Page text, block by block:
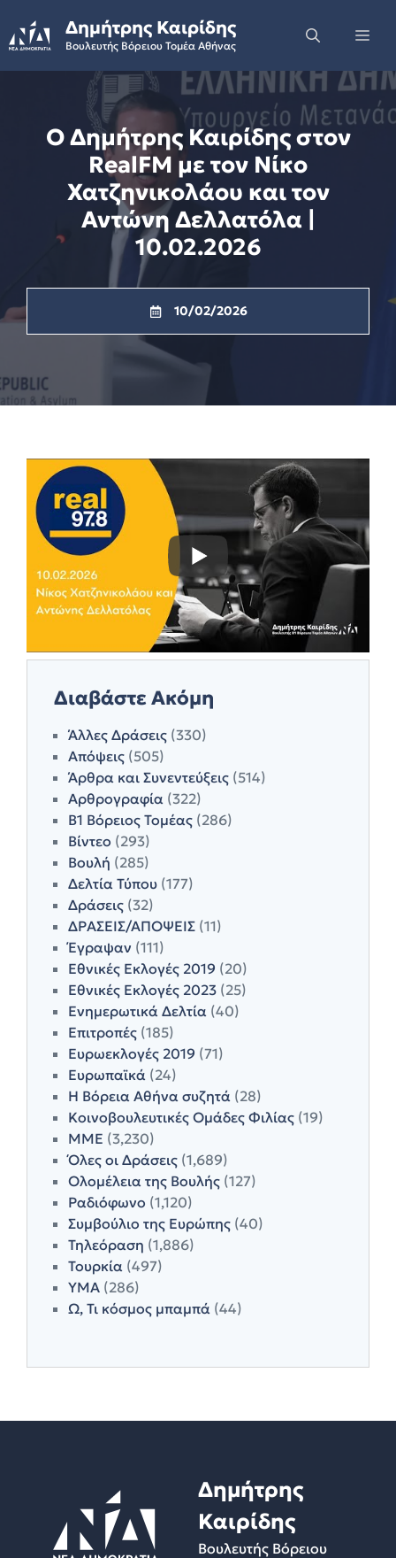
to
content
Δημήτρης Καιρίδης
Βουλευτής Βόρειου Τομέα Αθήνας
Ο Δημήτρης Καιρίδης στον
RealFM με τον Νίκο
Χατζηνικολάου και τον
Αντώνη Δελλατόλα |
10.02.2026
10/02/2026
Διαβάστε Ακόμη
Άλλες Δράσεις (330)
Απόψεις (505)
Άρθρα και Συνεντεύξεις (514)
Αρθρογραφία (322)
Β1 Βόρειος Τομέας (286)
Βίντεο (293)
Βουλή (285)
Δελτία Τύπου (177)
Δράσεις (32)
ΔΡΑΣΕΙΣ/ΑΠΟΨΕΙΣ (11)
Έγραψαν (111)
Εθνικές Εκλογές 2019 (20)
Εθνικές Εκλογές 2023 (25)
Ενημερωτικά Δελτία (40)
Επιτροπές (185)
Ευρωεκλογές 2019 (71)
Ευρωπαϊκά (24)
Η Βόρεια Αθήνα συζητά (28)
Κοινοβουλευτικές Ομάδες Φιλίας (19)
ΜΜΕ (3,230)
Όλες οι Δράσεις (1,689)
Ολομέλεια της Βουλής (127)
Ραδιόφωνο (1,120)
Συμβούλιο της Ευρώπης (40)
Τηλεόραση (1,886)
Τουρκία (497)
ΥΜΑ (286)
Ω, Τι κόσμος μπαμπά (44)
Δημήτρης
Καιρίδης
Βουλευτής Βόρειου